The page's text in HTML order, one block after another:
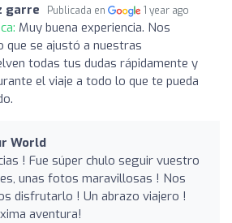
garre Publicada en 1 year ago
Muy buena experiencia. Nos
que se ajustó a nuestras
todas tus dudas rápidamente y
el viaje a todo lo que te pueda
World
! Fue súper chulo seguir vuestro
unas fotos maravillosas ! Nos
disfrutarlo ! Un abrazo viajero !
aventura!